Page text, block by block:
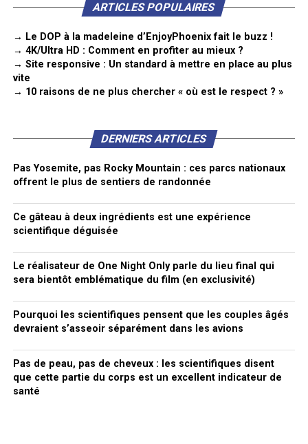
ARTICLES POPULAIRES
→ Le DOP à la madeleine d’EnjoyPhoenix fait le buzz !
→ 4K/Ultra HD : Comment en profiter au mieux ?
→ Site responsive : Un standard à mettre en place au plus
vite
→ 10 raisons de ne plus chercher « où est le respect ? »
DERNIERS ARTICLES
Pas Yosemite, pas Rocky Mountain : ces parcs nationaux
offrent le plus de sentiers de randonnée
Ce gâteau à deux ingrédients est une expérience
scientifique déguisée
Le réalisateur de One Night Only parle du lieu final qui
sera bientôt emblématique du film (en exclusivité)
Pourquoi les scientifiques pensent que les couples âgés
devraient s’asseoir séparément dans les avions
Pas de peau, pas de cheveux : les scientifiques disent
que cette partie du corps est un excellent indicateur de
santé